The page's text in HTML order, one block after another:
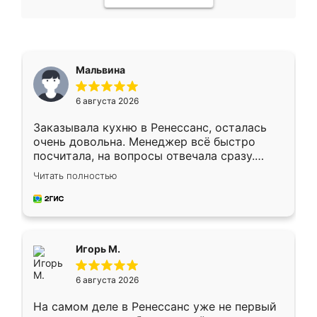
Мальвина
6 августа 2026
Заказывала кухню в Ренессанс, осталась
очень довольна. Менеджер всё быстро
посчитала, на вопросы отвечала сразу.
Замерщик приехал в субботу, подошёл к
делу со всей ответственностью. Собрали
за день, ребята работали аккуратно, даже
Читать полностью
Игорь М.
6 августа 2026
На самом деле в Ренессанс уже не первый